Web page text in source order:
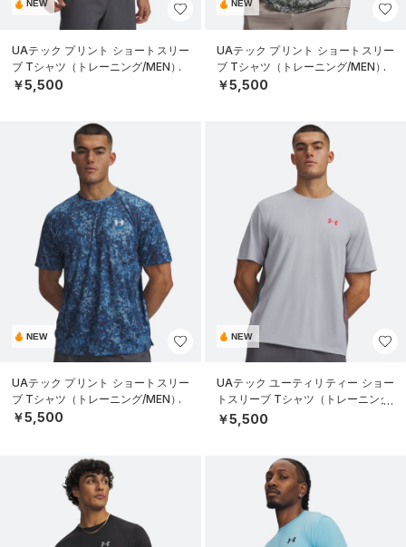
NEW
UAテック プリント ショートスリー
ブ Tシャツ（トレーニング/MEN）
￥5,500
NEW
UAテック プリント ショートスリー
ブ Tシャツ（トレーニング/MEN）
￥5,500
NEW
UAテック プリント ショートスリー
ブ Tシャツ（トレーニング/MEN）
￥5,500
NEW
UAテック ユーティリティー ショー
トスリーブ Tシャツ（トレーニング/
MEN）
￥5,500